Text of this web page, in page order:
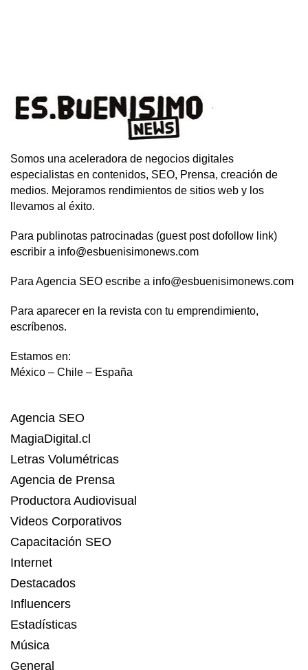
Somos una aceleradora de negocios digitales
especialistas en contenidos, SEO, Prensa, creación de
medios. Mejoramos rendimientos de sitios web y los
llevamos al éxito.
Para publinotas patrocinadas (guest post dofollow link)
escribir a info@esbuenisimonews.com
Para Agencia SEO escribe a info@esbuenisimonews.com
Para aparecer en la revista con tu emprendimiento,
escríbenos.
Estamos en:
México – Chile – España
Agencia SEO
MagiaDigital.cl
Letras Volumétricas
Agencia de Prensa
Productora Audiovisual
Videos Corporativos
Capacitación SEO
Internet
Destacados
Influencers
Estadísticas
Música
General